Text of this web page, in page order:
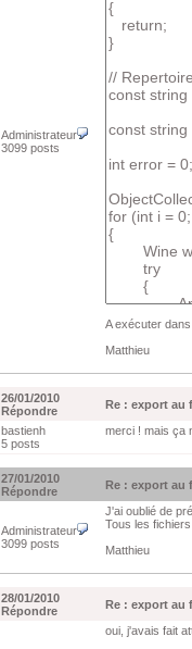
Administrateur
3099 posts
A exécuter
Matthieu
26/01/2010
Répondre
Re : export au
bastienh
5 posts
merci ! mais ça
27/01/2010
Répondre
Re : export au
Administrateur
3099 posts
J'ai oublié de
Tous les
Matthieu
28/01/2010
Répondre
Re : export au
oui, j'avais fait